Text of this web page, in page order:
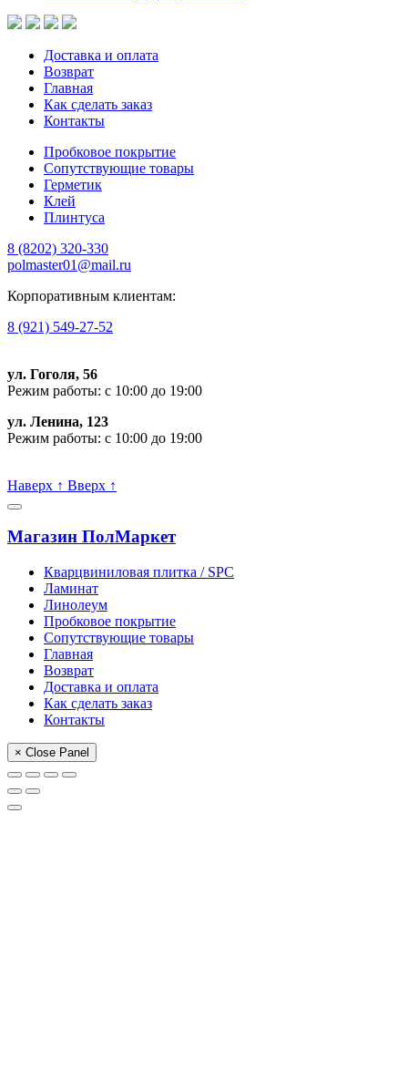
Доставка и оплата
Возврат
Главная
Как сделать заказ
Контакты
Пробковое покрытие
Сопутствующие товары
Герметик
Клей
Плинтуса
8 (8202) 320-330
polmaster01@mail.ru
Корпоративным клиентам:
8 (921) 549-27-52
ул. Гоголя, 56
Режим работы: с 10:00 до 19:00
ул. Ленина, 123
Режим работы: с 10:00 до 19:00
Наверх ↑ Вверх ↑
Магазин ПолМаркет
Кварцвиниловая плитка / SPС
Ламинат
Линолеум
Пробковое покрытие
Сопутствующие товары
Главная
Возврат
Доставка и оплата
Как сделать заказ
Контакты
× Close Panel